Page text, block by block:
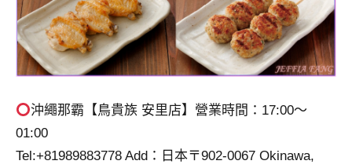
沖繩那霸【鳥貴族 安里店】營業時間：17:00～
01:00
Tel:+81989883778 Add：日本〒902-0067 Okinawa,